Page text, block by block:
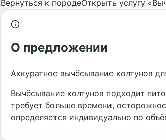
Вернуться к породеОткрыть услугу
О предложении
Аккуратное вычёсывание колтунов
Вычёсывание колтунов подходит
требует больше времени,
определяется индивидуально по